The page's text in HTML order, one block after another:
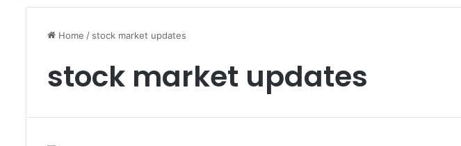
Home / stock market updates
stock market updates